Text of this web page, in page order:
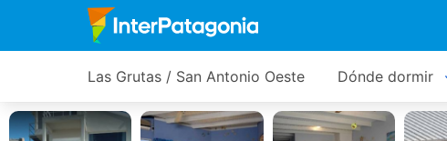
Las Grutas / San Antonio Oeste Dónde dormir